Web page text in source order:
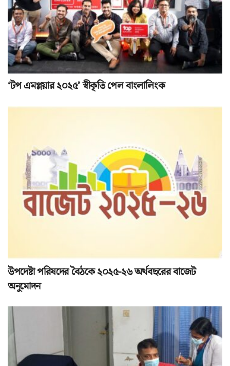
‘টপ এমপ্লয়ার ২০২৫’ স্বীকৃতি পেল বাংলালিংক
উপদেষ্টা পরিষদের বৈঠকে ২০২৫-২৬ অর্থবছরের বাজেট
অনুমোদন